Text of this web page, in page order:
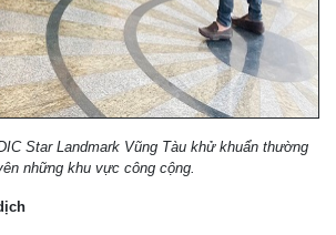
Star Landmark Vũng Tàu khử khuẩn thường
những khu vực công cộng.